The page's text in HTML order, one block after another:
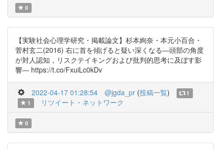
0
【実験社会心理学研究・掲載論文】杉本絢奈・本元小百合・
菅村玄二(2016) 右に首を傾げると疑い深くなる―頭部の角度
が対人認知，リスクテイキングおよび批判的思考に及ぼす影
響― https://t.co/FxuiLc0kDv
2022-04-17 01:28:54 @jgda_pr (投稿一覧)
1
1
リツイート・ネットワーク
0